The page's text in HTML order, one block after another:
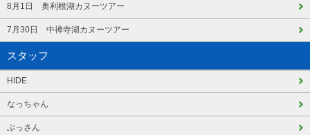
8月1日 奥利根湖カヌーツアー
7月30日 中禅寺湖カヌーツアー
スタッフ
HIDE
なっちゃん
ぶっさん